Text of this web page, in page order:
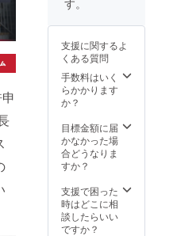
支援に関するよ
くある質問
手数料はいく
らかかります
か？
目標金額に届
かなかった場
合どうなりま
すか？
支援で困った
時はどこに相
談したらいい
ですか？